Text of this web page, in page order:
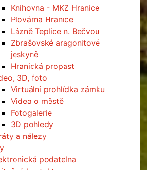
Knihovna - MKZ Hranice
Plovárna Hranice
Lázně Teplice n. Bečvou
Zbrašovské aragonitové
jeskyně
Hranická propast
3D, foto
Virtuální prohlídka zámku
Videa o městě
Fotogalerie
3D pohledy
a nálezy
podatelna